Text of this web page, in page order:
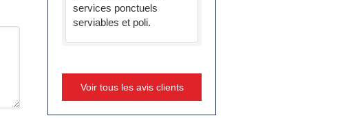
services ponctuels
serviables et poli.
Voir tous les avis clients